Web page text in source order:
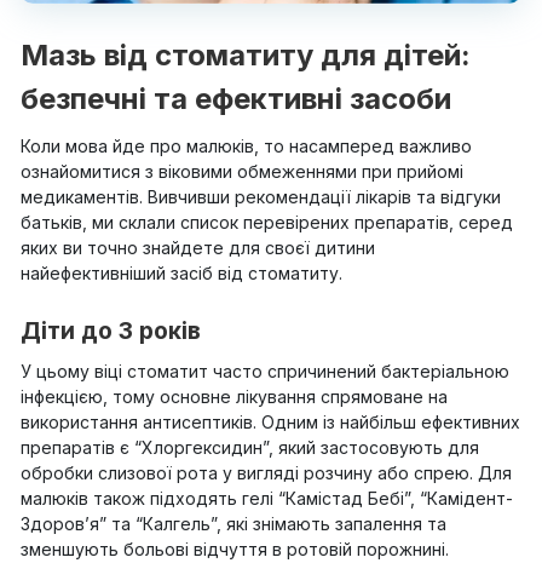
Мазь від стоматиту для дітей:
безпечні та ефективні засоби
Коли мова йде про малюків, то насамперед важливо
ознайомитися з віковими обмеженнями при прийомі
медикаментів. Вивчивши рекомендації лікарів та відгуки
батьків, ми склали список перевірених препаратів, серед
яких ви точно знайдете для своєї дитини
найефективніший засіб від стоматиту.
Діти до 3 років
У цьому віці стоматит часто спричинений бактеріальною
інфекцією, тому основне лікування спрямоване на
використання антисептиків. Одним із найбільш ефективних
препаратів є “Хлоргексидин”, який застосовують для
обробки слизової рота у вигляді розчину або спрею. Для
малюків також підходять гелі “Камістад Бебі”, “Камідент-
Здоров’я” та “Калгель”, які знімають запалення та
зменшують больові відчуття в ротовій порожнині.